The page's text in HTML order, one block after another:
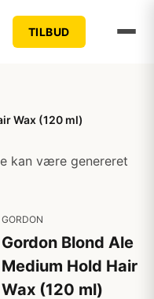
TILBUD
Wax (120 ml)
kan være genereret
GORDON
Gordon Blond Ale
Medium Hold Hair
Wax (120 ml)